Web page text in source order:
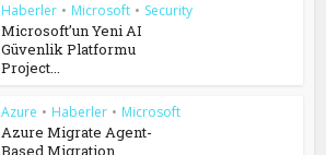
Haberler • Microsoft • Security
Microsoft’un Yeni AI
Güvenlik Platformu
Project...
Azure • Haberler • Microsoft
Azure Migrate Agent-
Based Migration